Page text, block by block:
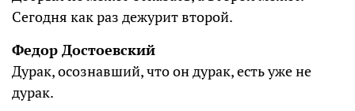
Сегодня как раз дежурит второй.
Федор Достоевский
Дурак, осознавший, что он дурак, есть уже не
дурак.